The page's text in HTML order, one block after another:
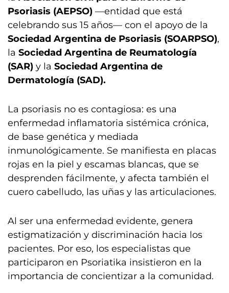
Psoriasis (AEPSO) —entidad que está
celebrando sus 15 años— con el apoyo de la
Sociedad Argentina de Psoriasis (SOARPSO),
la Sociedad Argentina de Reumatología
(SAR) y la Sociedad Argentina de
Dermatología (SAD).
La psoriasis no es contagiosa: es una
enfermedad inflamatoria sistémica crónica,
de base genética y mediada
inmunológicamente. Se manifiesta en placas
rojas en la piel y escamas blancas, que se
desprenden fácilmente, y afecta también el
cuero cabelludo, las uñas y las articulaciones.
Al ser una enfermedad evidente, genera
estigmatización y discriminación hacia los
pacientes. Por eso, los especialistas que
participaron en Psoriatika insistieron en la
importancia de concientizar a la comunidad.